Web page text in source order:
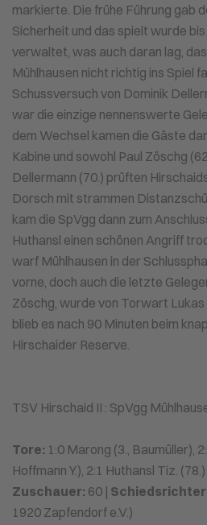
markierte. Die frühe Führung gab
Sicherheit und das spielt wurde
verwaltet, was auch daran lag,
Mühlhausen nicht richtig ins Spiel
Schussversuch von Dominik
war die einzige nennenswerte
dem Wechsel kamen die Gäste
Kabine und sowohl Paul Zöschg
Dellermann (70.) prüften
Dorsch mit strammen
kam die SpVgg dann zum
Huthansl einen schönen Angriff
warf Mühlhausen in der
vorne, doch auch die letzte
Zöschg, wurde von Torwart
blieb es nach 90 Minuten beim
Hirschaider Reserve.
TSV Hirschaid II : SpVgg
Tore: 1:0 Marong (3., Baumüller),
Hoffmann Y.), 2:1 Huthansl Tiz. (78.)
Zuschauer: 60 |
1920 Zapfendorf e.V.)